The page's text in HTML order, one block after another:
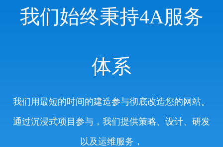
我们始终秉持4A服务
体系
我们用最短的时间的建造参与彻底改造您的网站。
通过沉浸式项目参与，我们提供策略、设计、研发
以及运维服务，